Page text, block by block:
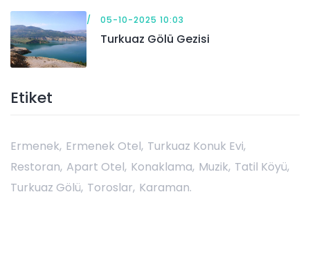
05-10-2025 10:03
Turkuaz Gölü Gezisi
Etiket
Ermenek, Ermenek Otel, Turkuaz Konuk Evi,
Restoran, Apart Otel, Konaklama, Muzik, Tatil Köyü,
Turkuaz Gölü, Toroslar, Karaman.